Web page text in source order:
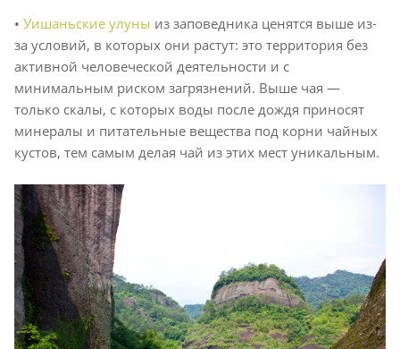
• Уишаньские улуны из заповедника ценятся выше из-
за условий, в которых они растут: это территория без
активной человеческой деятельности и с
минимальным риском загрязнений. Выше чая —
только скалы, с которых воды после дождя приносят
минералы и питательные вещества под корни чайных
кустов, тем самым делая чай из этих мест уникальным.